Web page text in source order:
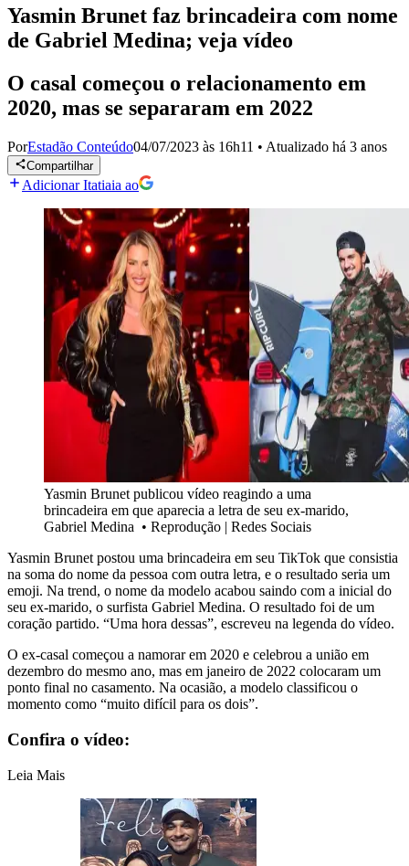
Yasmin Brunet faz brincadeira com nome
de Gabriel Medina; veja vídeo
O casal começou o relacionamento em
2020, mas se separaram em 2022
PorEstadão Conteúdo04/07/2023 às 16h11 • Atualizado há 3 anos
Compartilhar
Adicionar Itatiaia ao
Yasmin Brunet publicou vídeo reagindo a uma
brincadeira em que aparecia a letra de seu ex-marido,
Gabriel Medina • Reprodução | Redes Sociais
Yasmin Brunet postou uma brincadeira em seu TikTok que consistia
na soma do nome da pessoa com outra letra, e o resultado seria um
emoji. Na trend, o nome da modelo acabou saindo com a inicial do
seu ex-marido, o surfista Gabriel Medina. O resultado foi de um
coração partido. “Uma hora dessas”, escreveu na legenda do vídeo.
O ex-casal começou a namorar em 2020 e celebrou a união em
dezembro do mesmo ano, mas em janeiro de 2022 colocaram um
ponto final no casamento. Na ocasião, a modelo classificou o
momento como “muito difícil para os dois”.
Confira o vídeo:
Leia Mais